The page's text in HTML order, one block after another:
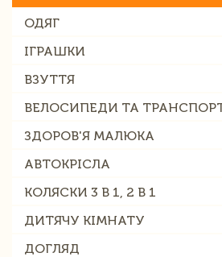
ОДЯГ
ІГРАШКИ
ВЗУТТЯ
ВЕЛОСИПЕДИ ТА
ЗДОРОВ'Я МАЛЮКА
АВТОКРІСЛА
КОЛЯСКИ 3 В 1, 2 В 1
ДИТЯЧУ КІМНАТУ
ДОГЛЯД